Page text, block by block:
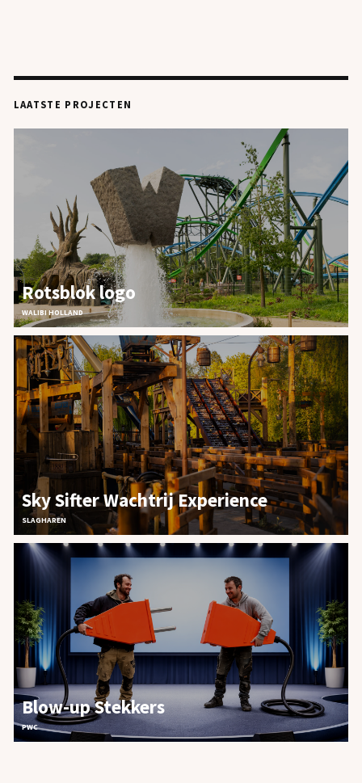
LAATSTE PROJECTEN
Rotsblok logo
WALIBI HOLLAND
Sky Sifter Wachtrij Experience
SLAGHAREN
Blow-up Stekkers
PWC